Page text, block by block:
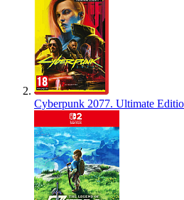
Cyberpunk 2077. Ultimate